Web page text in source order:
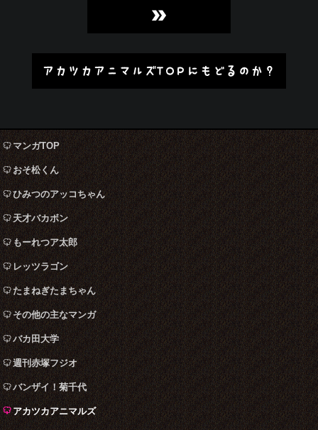
»
アカツカアニマルズTOPにもどるのか？
マンガTOP
おそ松くん
ひみつのアッコちゃん
天才バカボン
もーれつア太郎
レッツラゴン
たまねぎたまちゃん
その他の主なマンガ
バカ田大学
週刊赤塚フジオ
バンザイ！菊千代
アカツカアニマルズ